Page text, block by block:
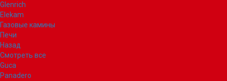
Glenrich
Elekam
Газовые камины
Печи
Назад
Смотреть все
Guca
Panadero